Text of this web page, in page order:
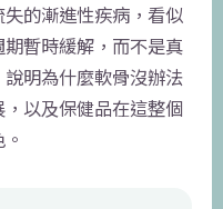
的漸進性疾病，看似
暫時緩解，而不是真
明為什麼軟骨沒辦法
以及保健品在這整個